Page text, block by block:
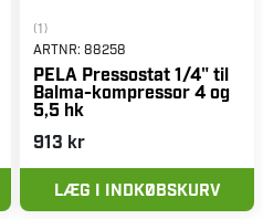
(1)
ARTNR: 88258
PELA Pressostat 1/4" til
Balma-kompressor 4 og
5,5 hk
913 kr
LÆG I INDKØBSKURV